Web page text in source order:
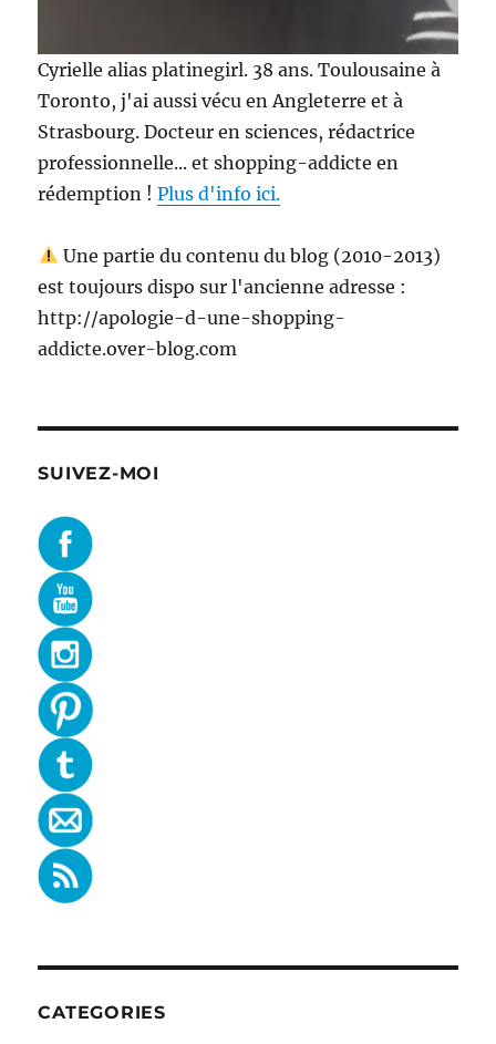
Cyrielle alias platinegirl. 38 ans. Toulousaine à
Toronto, j'ai aussi vécu en Angleterre et à
Strasbourg. Docteur en sciences, rédactrice
professionnelle... et shopping-addicte en
rédemption !Plus d'info ici.
Une partie du contenu du blog (2010-2013)
est toujours dispo sur l'ancienne adresse :
http://apologie-d-une-shopping-
addicte.over-blog.com
SUIVEZ-MOI
CATEGORIES